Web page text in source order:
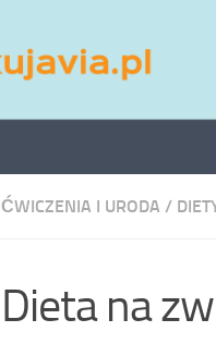
ĆWICZENIA I URODA /
Dieta na